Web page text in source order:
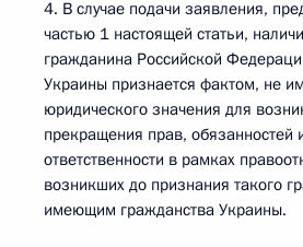
4. В случае подачи заявления,
частью 1 настоящей статьи,
гражданина Российской
Украины признается фактом, не
юридического значения для
прекращения прав, обязанностей
ответственности в рамках
возникших до признания такого
имеющим гражданства Украины.